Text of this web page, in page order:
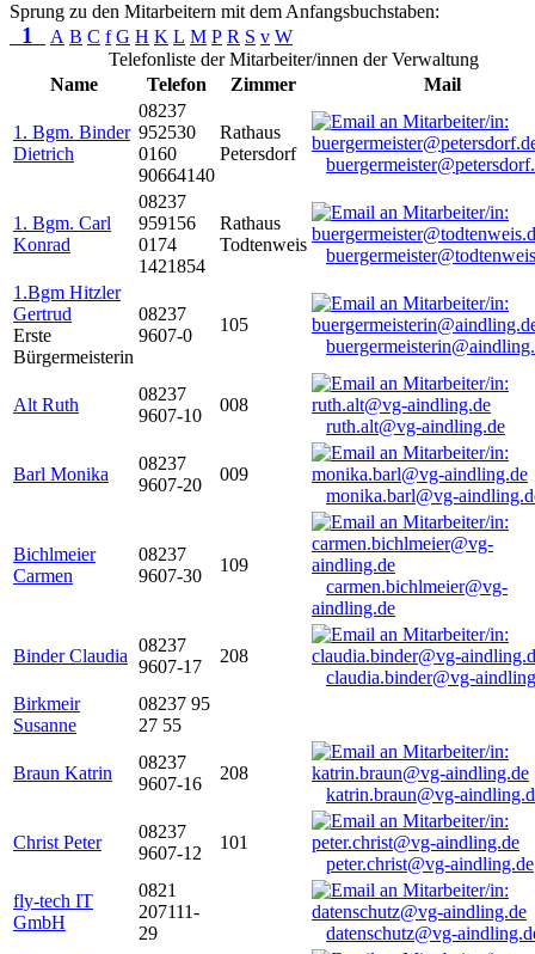
Sprung zu den Mitarbeitern mit dem Anfangsbuchstaben:
1 A B C f G H K L M P R S v W
Telefonliste der Mitarbeiter/innen der Verwaltung
Name
Telefon Zimmer Mail
1. Bgm. Binder
Dietrich
08237
952530
0160
90664140
Rathaus
Petersdorf
1. Bgm. Carl
Konrad
08237
959156
0174
1421854
Rathaus
Todtenweis
1.Bgm Hitzler
Gertrud
Erste
Bürgermeisterin
08237
9607-0
105
Alt Ruth
08237
9607-10
008
ruth.alt@vg-aindling.de
Barl Monika
08237
9607-20
009
monika.barl@vg-
Bichlmeier
Carmen
08237
9607-30
109
carmen.bichlmeier@vg-
aindling.de
Binder Claudia
08237
9607-17
208
claudia.binder@vg-
Birkmeir
Susanne
08237 95
27 55
Braun Katrin
08237
9607-16
208
katrin.braun@vg-
Christ Peter
08237
9607-12
101
peter.christ@vg-aindling.de
fly-tech IT
GmbH
0821
207111-
29
datenschutz@vg-